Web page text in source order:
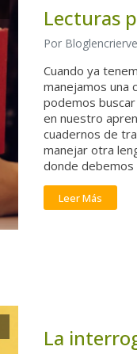
Lecturas
Por
Cuando ya
manejamos una
podemos
en nuestro
cuadernos de
manejar otra
donde
Leer Más
La